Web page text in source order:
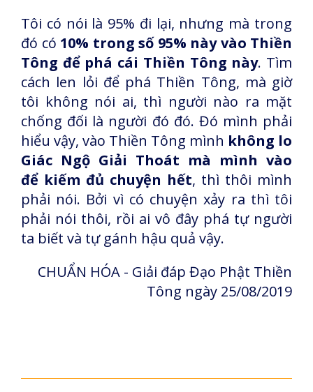
Tôi có nói là 95% đi lại, nhưng mà trong
đó có 10% trong số 95% này vào Thiền
Tông để phá cái Thiền Tông này. Tìm
cách len lỏi để phá Thiền Tông, mà giờ
tôi không nói ai, thì người nào ra mặt
chống đối là người đó đó. Đó mình phải
hiểu vậy, vào Thiền Tông mình không lo
Giác Ngộ Giải Thoát mà mình vào
để kiếm đủ chuyện hết, thì thôi mình
phải nói. Bởi vì có chuyện xảy ra thì tôi
phải nói thôi, rồi ai vô đây phá tự người
ta biết và tự gánh hậu quả vậy.
CHUẨN HÓA - Giải đáp Đạo Phật Thiền
Tông ngày 25/08/2019